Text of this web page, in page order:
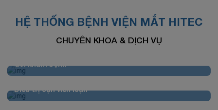
HỆ THỐNG BỆNH VIỆN MẮT HITEC
CHUYÊN KHOA & DỊCH VỤ
Gói khám bệnh
Điều trị cận viễn loạn